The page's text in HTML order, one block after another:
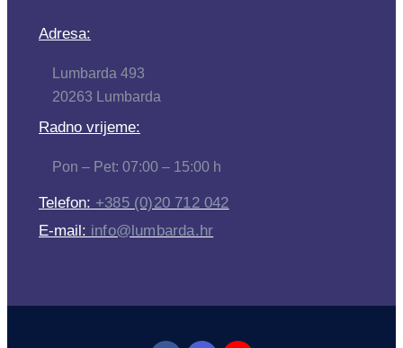
Adresa:
Lumbarda 493
20263 Lumbarda
Radno vrijeme:
Pon – Pet: 07:00 – 15:00 h
Telefon: +385 (0)20 712 042
E-mail: info@lumbarda.hr